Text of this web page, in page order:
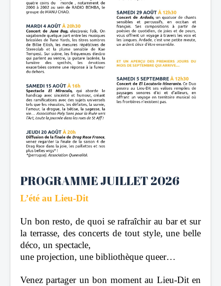
PROGRAMME JUILLET 2026
L’été au Lieu-Dit
Un bon resto, de quoi se rafraîchir au bar et sur
la terrasse, des concerts de tout style, une belle
déco, un spectacle,
une projection, une bibliothèque queer…
Venez partager un bon moment au Lieu-Dit en